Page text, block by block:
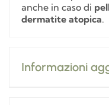
anche in caso di
dermatite atopica.
Informazioni